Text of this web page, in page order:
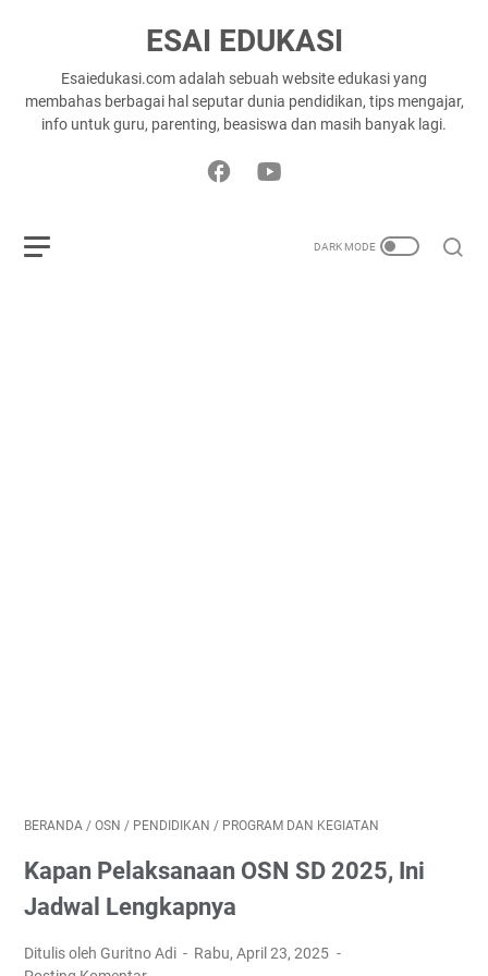
ESAI EDUKASI
Esaiedukasi.com adalah sebuah website edukasi yang
membahas berbagai hal seputar dunia pendidikan, tips mengajar,
info untuk guru, parenting, beasiswa dan masih banyak lagi.
BERANDA / OSN / PENDIDIKAN / PROGRAM DAN KEGIATAN
Kapan Pelaksanaan OSN SD 2025, Ini
Jadwal Lengkapnya
Ditulis oleh Guritno Adi
Rabu, April 23, 2025